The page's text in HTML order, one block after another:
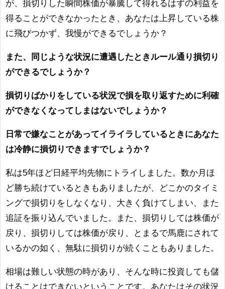
が、損切りした瞬間株価が暴騰して得れるはずの利益を
得ることができなかったとき、あなたは上昇している株
に飛びつかず、我慢ができるでしょうか？
また、同じような状況に遭遇したときルール通り損切り
ができるでしょうか？
損切りばかりをしている状況で損を取り返すために利確
ができなくなってしまはないでしょうか？
日常で嫌なことがあってイライラしているときにあなた
は冷静に損切りできますでしょうか？
私は5年ほど日経平均先物にトライしました。数か月ほ
ど勝ち続けているときもありましたが、どこかのタイミ
ングで損切りをしなくなり、大きく負けてしまい、また
追証を振り込んでいました。また、損切りしては株価が
戻り、損切りしては株価が戻り、とまるで馬鹿にされて
いるかの如く、無駄に損切りが続くこともありました。
相場は難しい状態の時があり、そんな時に投資しても儲
けることはできないということです。あなたはその状況